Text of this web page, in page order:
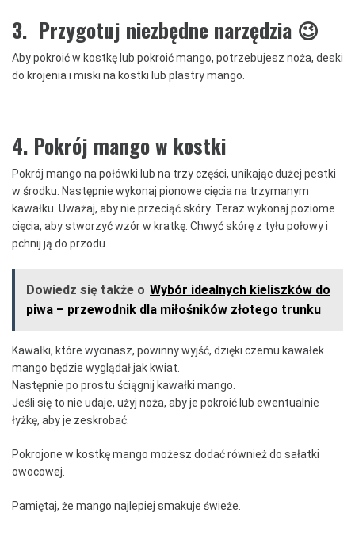
3. Przygotuj niezbędne narzędzia 😉
Aby pokroić w kostkę lub pokroić mango, potrzebujesz noża, deski
do krojenia i miski na kostki lub plastry mango.
4. Pokrój mango w kostki
Pokrój mango na połówki lub na trzy części, unikając dużej pestki
w środku. Następnie wykonaj pionowe cięcia na trzymanym
kawałku. Uważaj, aby nie przeciąć skóry. Teraz wykonaj poziome
cięcia, aby stworzyć wzór w kratkę. Chwyć skórę z tyłu połowy i
pchnij ją do przodu.
Dowiedz się także o Wybór idealnych kieliszków do
piwa – przewodnik dla miłośników złotego trunku
Kawałki, które wycinasz, powinny wyjść, dzięki czemu kawałek
mango będzie wyglądał jak kwiat.
Następnie po prostu ściągnij kawałki mango.
Jeśli się to nie udaje, użyj noża, aby je pokroić lub ewentualnie
łyżkę, aby je zeskrobać.
Pokrojone w kostkę mango możesz dodać również do sałatki
owocowej.
Pamiętaj, że mango najlepiej smakuje świeże.